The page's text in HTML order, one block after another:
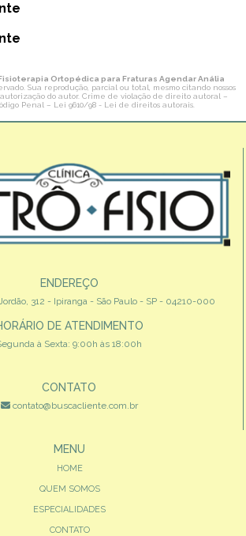
Ortopédica para Fraturas Agendar Anália
Sua reprodução, parcial ou total, mesmo citando nossos
do autor. Crime de violação de direito autoral –
Penal – Lei 9610/98 - Lei de direitos autorais.
ENDEREÇO
312 - Ipiranga - São Paulo - SP - 04210-000
DE ATENDIMENTO
à Sexta: 9:00h às 18:00h
CONTATO
contato@buscacliente.com.br
MENU
HOME
QUEM SOMOS
ESPECIALIDADES
CONTATO